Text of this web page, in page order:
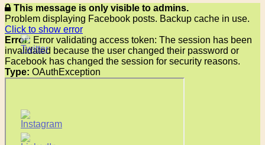
This message is only visible to admins.
Problem displaying Facebook posts. Backup cache in use.
Click to show error
Error: Error validating access token: The session has been
invalidated because the user changed their password or
Facebook has changed the session for security reasons.
Type: OAuthException